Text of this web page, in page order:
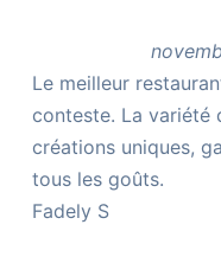
Le meilleur
conteste. La variété
créations uniques,
tous les goûts.
Fadely S